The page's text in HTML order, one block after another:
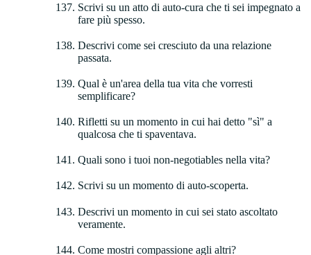
Scrivi su un atto di auto-cura che ti sei impegnato a
fare più spesso.
Descrivi come sei cresciuto da una relazione
passata.
Qual è un'area della tua vita che vorresti
semplificare?
Rifletti su un momento in cui hai detto "sì" a
qualcosa che ti spaventava.
Quali sono i tuoi non-negotiables nella vita?
Scrivi su un momento di auto-scoperta.
Descrivi un momento in cui sei stato ascoltato
veramente.
Come mostri compassione agli altri?